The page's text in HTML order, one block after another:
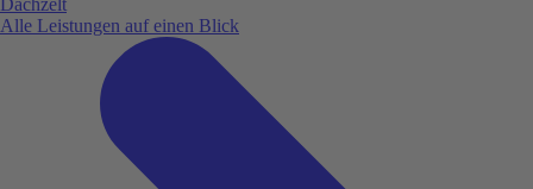
Alle Leistungen auf einen Blick